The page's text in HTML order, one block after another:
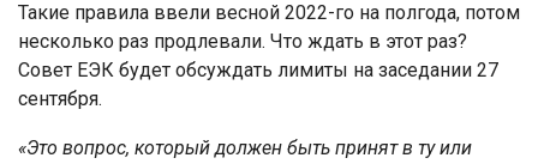
Такие правила ввели весной 2022-го на полгода, потом
несколько раз продлевали. Что ждать в этот раз?
Совет ЕЭК будет обсуждать лимиты на заседании 27
сентября.
«Это вопрос, который должен быть принят в ту или